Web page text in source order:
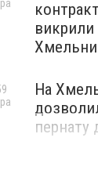
викрили
На
пернату